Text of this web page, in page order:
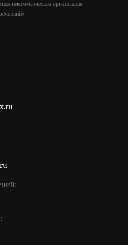
некоммерческая организация